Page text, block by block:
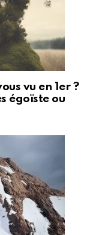
vu en 1er ?
égoïste ou